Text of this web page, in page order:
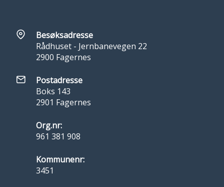
Besøksadresse
Rådhuset - Jernbanevegen 22
2900 Fagernes
Postadresse
Boks 143
2901 Fagernes
Org.nr:
961 381 908
Kommunenr:
3451